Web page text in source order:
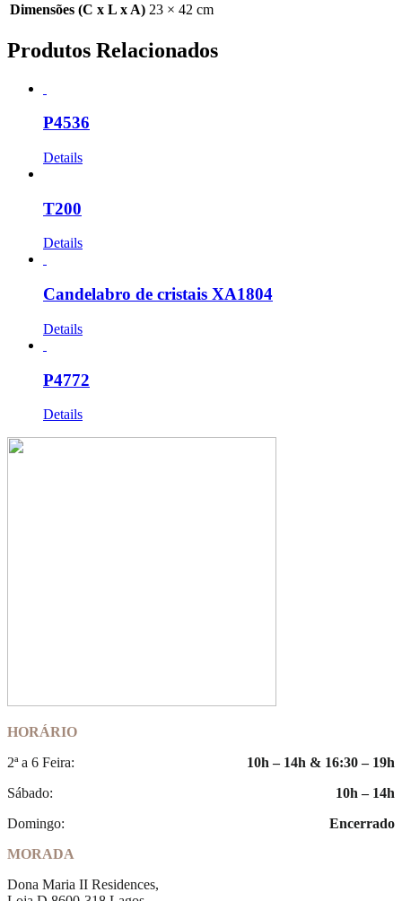
Dimensões (C x L x A) 23 × 42 cm
Produtos Relacionados
P4536
Details
T200
Details
Candelabro de cristais XA1804
Details
P4772
Details
HORÁRIO
2ª a 6 Feira:
10h – 14h & 16:30 – 19h
Sábado:
10h – 14h
Domingo:
Encerrado
MORADA
Dona Maria II Residences,